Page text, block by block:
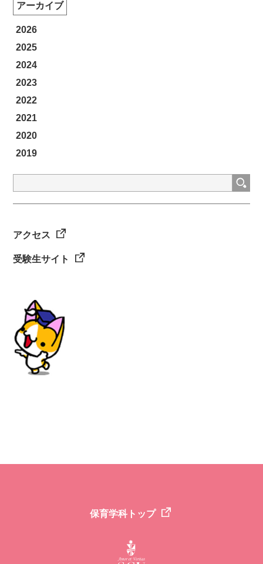
アーカイブ
2026
2025
2024
2023
2022
2021
2020
2019
索:
アクセス
受験生サイト
保育学科トップ